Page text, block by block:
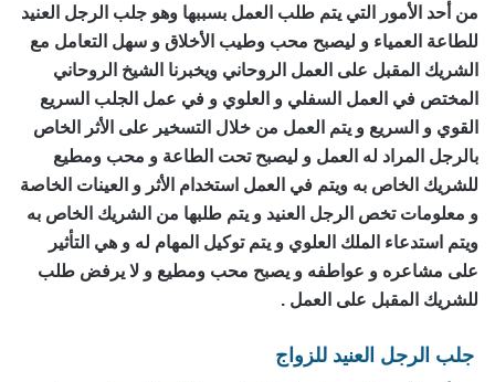
من أحد الأمور التي يتم طلب العمل بسببها وهو جلب الرجل العنيد
للطاعة العمياء و ليصبح محب وطيب الأخلاق و سهل التعامل مع
الشريك المقبل على العمل الروحاني ويخبرنا الشيخ الروحاني
المختص في العمل السفلي و العلوي و في عمل الجلب السريع
القوي و السريع و يتم العمل من خلال التسخير على الأثر الخاص
بالرجل المراد له العمل و ليصبح تحت الطاعة و محب ومطيع
للشريك الخاص به ويتم في العمل استخدام الأثر و العينات الخاصة
و معلومات تخص الرجل العنيد و يتم طلبها من الشريك الخاص به
ويتم استدعاء الملك العلوي و يتم توكيل المهام له و هي التأثير
على مشاعره و عواطفه و يصبح محب ومطيع و لا يرفض طلب
للشريك المقبل على العمل .
جلب الرجل العنيد للزواج